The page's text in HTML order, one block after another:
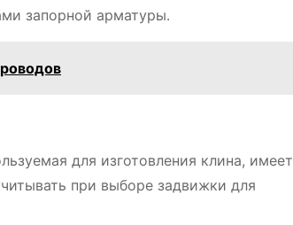
запорной арматуры․
для изготовления клина, имеет
при выборе задвижки для